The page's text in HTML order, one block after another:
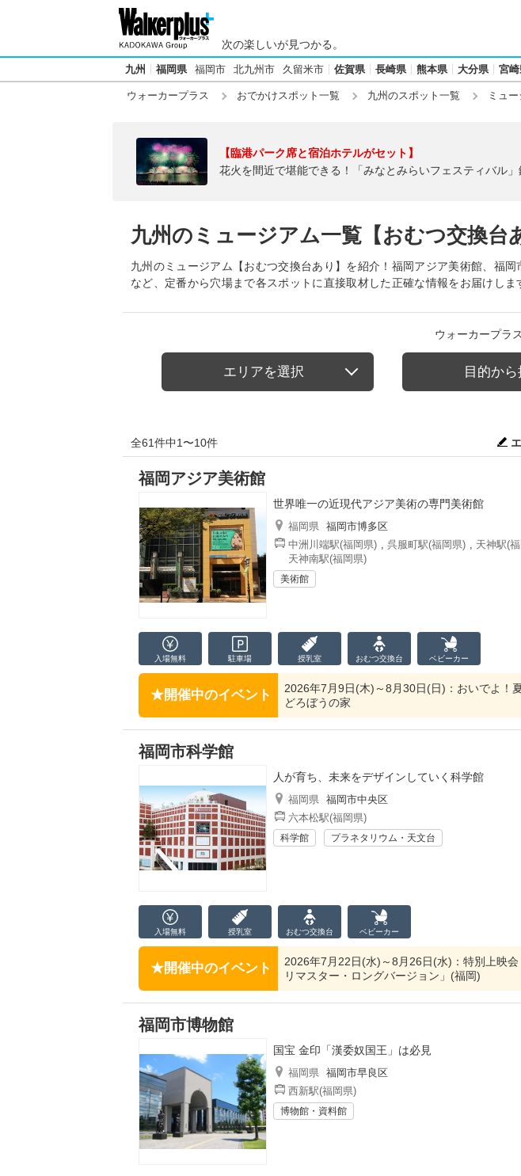
次の楽しいが見つかる。
九州 福岡県 福岡市 北九州市 久留米市 佐賀県 長崎県 熊本県 大分県 宮
ウォーカープラス おでかけスポット一覧 九州のスポット一覧 ミュ
【臨港パーク席と宿泊ホテルがセット】
花火を間近で堪能できる！「みなとみらいフェスティバル
九州のミュージアム一覧【おむつ交換台
九州のミュージアム【おむつ交換台あり】を紹介！福岡アジア美術館、福
など、定番から穴場まで各スポットに直接取材した正確な情報をお届けしま
ウォーカープラ
エリアを選択 目的から
全61件中1〜10件
福岡アジア美術館
世界唯一の近現代アジア美術の専門美術館
福岡県 福岡市博多区
中洲川端駅(福岡県) , 呉服町駅(福岡県) , 天神駅(
天神南駅(福岡県)
美術館
入場無料 駐車場 授乳室 おむつ交換台 ベビーカー
開催中のイベント
2026年7月9日(木)～8月30日(日)：おいでよ
どろぼうの家
福岡市科学館
人が育ち、未来をデザインしていく科学館
福岡県 福岡市中央区
六本松駅(福岡県)
科学館 プラネタリウム・天文台
入場無料 授乳室 おむつ交換台 ベビーカー
開催中のイベント
2026年7月22日(水)～8月26日(水)：特別上映
リマスター・ロングバージョン」(福岡)
福岡市博物館
国宝 金印「漢委奴国王」は必見
福岡県 福岡市早良区
西新駅(福岡県)
博物館・資料館